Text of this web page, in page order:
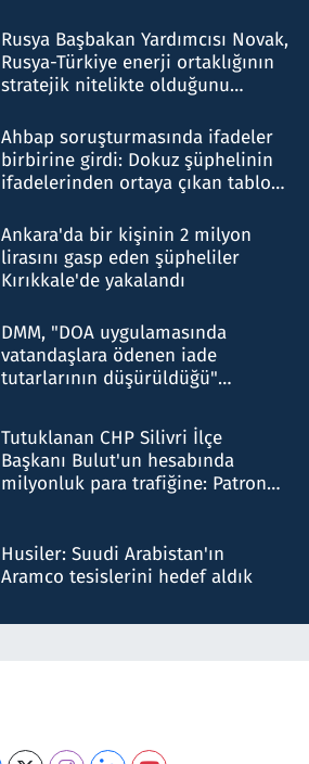
Rusya Başbakan Yardımcısı Novak,
Rusya-Türkiye enerji ortaklığının
stratejik nitelikte olduğunu
Ahbap soruşturmasında ifadeler
birbirine girdi: Dokuz şüphelinin
ifadelerinden ortaya çıkan tablo
Ankara'da bir kişinin 2 milyon
lirasını gasp eden şüpheliler
Kırıkkale'de yakalandı
DMM, "DOA uygulamasında
vatandaşlara ödenen iade
tutarlarının düşürüldüğü"
Tutuklanan CHP Silivri İlçe
Başkanı Bulut'un hesabında
milyonluk para trafiğine: Patron
Husiler: Suudi Arabistan'ın
Aramco tesislerini hedef aldık